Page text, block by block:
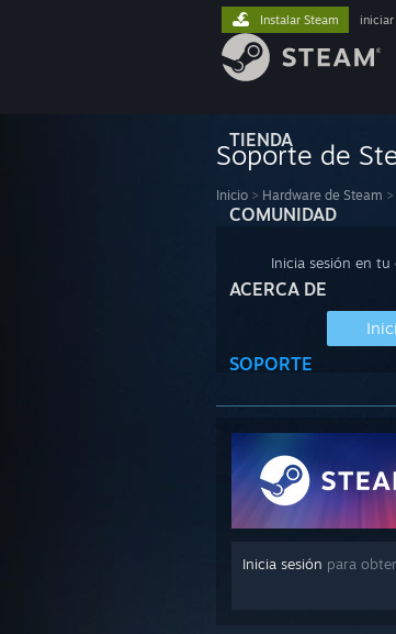
TIENDA
COMUNIDAD
ACERCA DE
SOPORTE
Instalar Steam iniciar
Soporte de
Inicio > Hardware de Steam >
Inicia sesión en
Inicia sesión para